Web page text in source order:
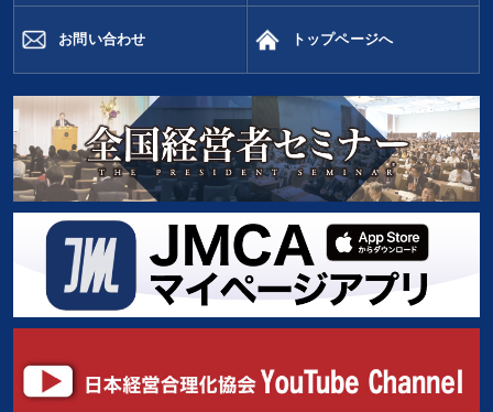
お問い合わせ トップページへ